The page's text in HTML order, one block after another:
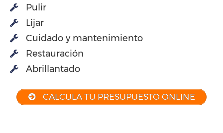
Pulir
Lijar
Cuidado y mantenimiento
Restauración
Abrillantado
CALCULA TU PRESUPUESTO ONLINE